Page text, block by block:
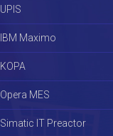
UPIS
IBM Maximo
KOPA
Opera MES
Simatic IT Preactor